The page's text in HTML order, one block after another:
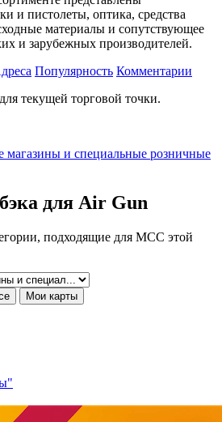
и пистолеты, оптика, средства
материалы и сопутствующее
и зарубежных производителей.
Популярность Комментарии
текущей торговой точки.
магазины и специальные розничные
для Air Gun
подходящие для MCC этой
Мои карты